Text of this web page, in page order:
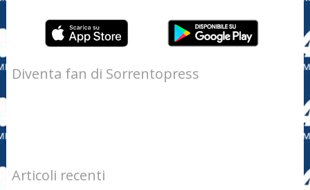
Diventa fan di Sorrentopress
Articoli recenti